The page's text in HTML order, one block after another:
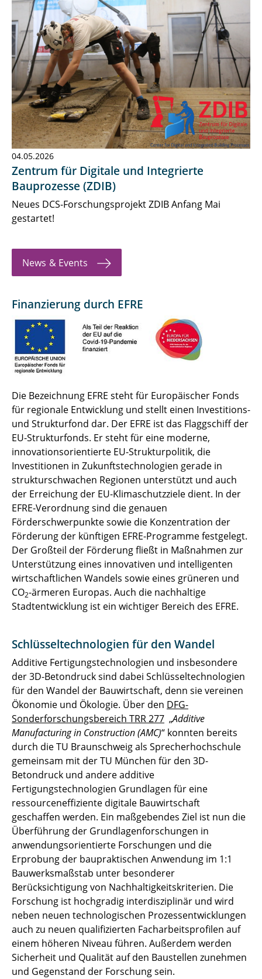
04.05.2026
Zentrum für Digitale und Integrierte
Bauprozesse (ZDIB)
Neues DCS-Forschungsprojekt ZDIB Anfang Mai
gestartet!
News & Events
Finanzierung durch EFRE
Die Bezeichnung EFRE steht für Europäischer Fonds
für regionale Entwicklung und stellt einen Investitions-
und Strukturfond dar. Der EFRE ist das Flaggschiff der
EU-Strukturfonds. Er steht für eine moderne,
innovationsorientierte EU-Strukturpolitik, die
Investitionen in Zukunftstechnologien gerade in
strukturschwachen Regionen unterstützt und auch
der Erreichung der EU-Klimaschutzziele dient. In der
EFRE-Verordnung sind die genauen
Förderschwerpunkte sowie die Konzentration der
Förderung der künftigen EFRE-Programme festgelegt.
Der Großteil der Förderung fließt in Maßnahmen zur
Unterstützung eines innovativen und intelligenten
wirtschaftlichen Wandels sowie eines grüneren und
CO2-ärmeren Europas. Auch die nachhaltige
Stadtentwicklung ist ein wichtiger Bereich des EFRE.
Schlüsseltechnologien für den Wandel
Additive Fertigungstechnologien und insbesondere
der 3D-Betondruck sind dabei Schlüsseltechnologien
für den Wandel der Bauwirtschaft, denn sie vereinen
Ökonomie und Ökologie. Über den DFG-
Sonderforschungsbereich TRR 277 „Additive
Manufacturing in Construction (AMC)“ konnten bereits
durch die TU Braunschweig als Sprecherhochschule
gemeinsam mit der TU München für den 3D-
Betondruck und andere additive
Fertigungstechnologien Grundlagen für eine
ressourceneffiziente digitale Bauwirtschaft
geschaffen werden. Ein maßgebendes Ziel ist nun die
Überführung der Grundlagenforschungen in
anwendungsorientierte Forschungen und die
Erprobung der baupraktischen Anwendung im 1:1
Bauwerksmaßstab unter besonderer
Berücksichtigung von Nachhaltigkeitskriterien. Die
Forschung ist hochgradig interdisziplinär und wird
neben neuen technologischen Prozessentwicklungen
auch zu neuen qualifizierten Facharbeitsprofilen auf
einem höheren Niveau führen. Außerdem werden
Sicherheit und Qualität auf den Baustellen zunehmen
und Gegenstand der Forschung sein.